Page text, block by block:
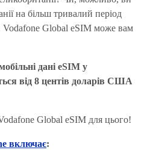
на більш тривалий період
Vodafone Global eSIM може вам
дані eSIM у
від 8 центів доларів США
Global eSIM для цього!
включає: